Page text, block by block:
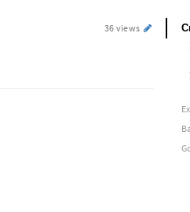
36 views